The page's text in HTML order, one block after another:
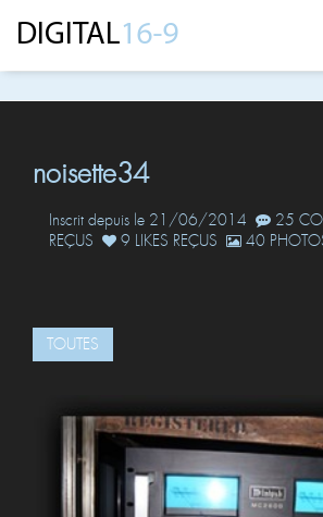
noisette34
Inscrit depuis le 21/06/2014
25
REÇUS
9 LIKES REÇUS 40
TOUTES